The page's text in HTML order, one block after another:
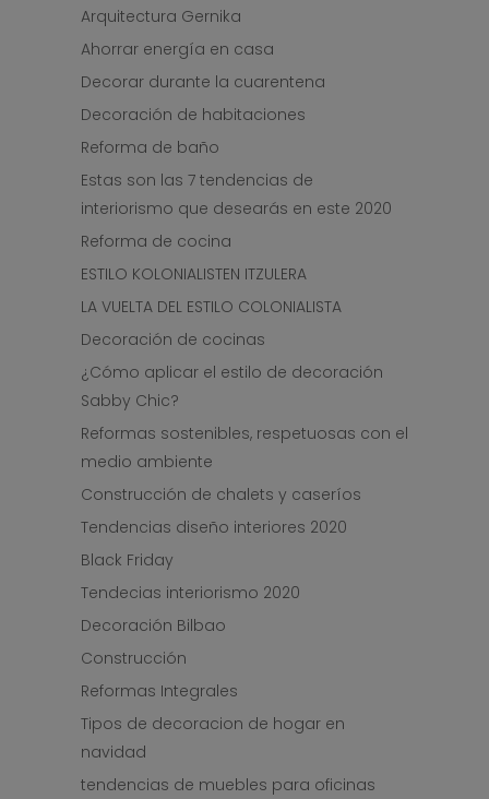
Arquitectura Gernika
Ahorrar energía en casa
Decorar durante la cuarentena
Decoración de habitaciones
Reforma de baño
Estas son las 7 tendencias de
interiorismo que desearás en este 2020
Reforma de cocina
ESTILO KOLONIALISTEN ITZULERA
LA VUELTA DEL ESTILO COLONIALISTA
Decoración de cocinas
¿Cómo aplicar el estilo de decoración
Sabby Chic?
Reformas sostenibles, respetuosas con el
medio ambiente
Construcción de chalets y caseríos
Tendencias diseño interiores 2020
Black Friday
Tendecias interiorismo 2020
Decoración Bilbao
Construcción
Reformas Integrales
Tipos de decoracion de hogar en
navidad
tendencias de muebles para oficinas